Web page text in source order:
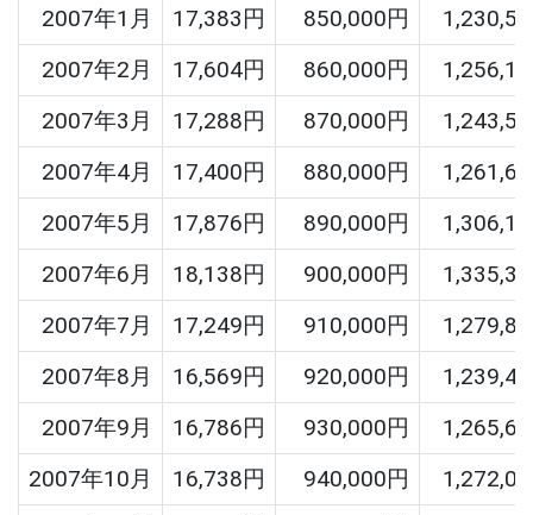
2007年1月
17,383円 850,000円
2007年2月
17,604円 860,000円
2007年3月
17,288円 870,000円
2007年4月
17,400円 880,000円
2007年5月
17,876円 890,000円
2007年6月
18,138円 900,000円
2007年7月
17,249円 910,000円
2007年8月
16,569円 920,000円
2007年9月
16,786円 930,000円
2007年10月
16,738円 940,000円